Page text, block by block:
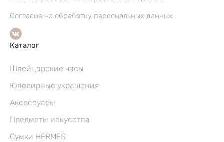
Согласие на обработку персональных данных
Каталог
Швейцарские часы
Ювелирные украшения
Аксессуары
Предметы искусства
Сумки HERMES